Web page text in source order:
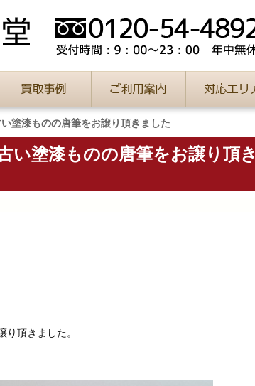
塗漆ものの唐筆をお譲り頂きました
い塗漆ものの唐筆をお譲り頂き
頂きました。